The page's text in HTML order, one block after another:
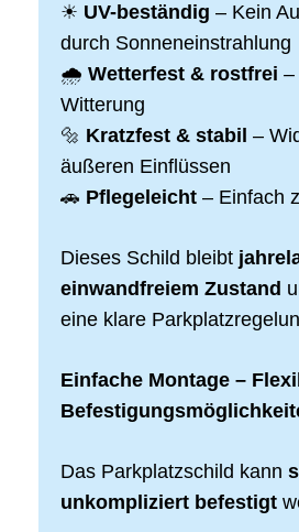
☀ UV-beständig – Kein
durch Sonneneinstrahlung
🌧 Wetterfest & rostfrei –
Witterung
🔩 Kratzfest & stabil –
äußeren Einflüssen
🚗 Pflegeleicht – Einfach
Dieses Schild bleibt
einwandfreiem Zustand
eine klare
Einfache Montage –
Das Parkplatzschild kann
unkompliziert befestigt